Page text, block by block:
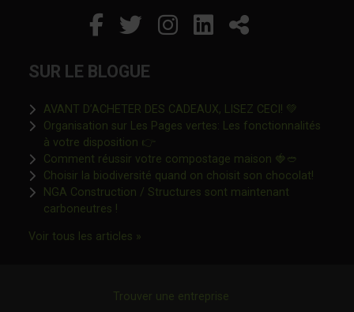
Facebook
Ce lien s'ouvrira dans
Twitter
Ce lien s'ouvrira
Instagram
Ce lien s'ouvrira
LinkedIn
Ce lienPartager
SUR LE BLOGUE
AVANT D’ACHETER DES CADEAUX, LISEZ CECI! 💚
Organisation sur Les Pages vertes: Les fonctionnalités
à votre disposition 👉Ce lien s'ouvrira dans une nouvelle
Comment réussir votre compostage maison 🍓🥙
Choisir la biodiversité quand on choisit son chocolat!Ce lien
NGA Construction / Structures sont maintenant
carboneutres !Ce lien s'ouvrira dans une nouvelle fenêtre"
Voir tous les articles »Ce lien s'ouvrira dans une nouvelle
Trouver une entreprise